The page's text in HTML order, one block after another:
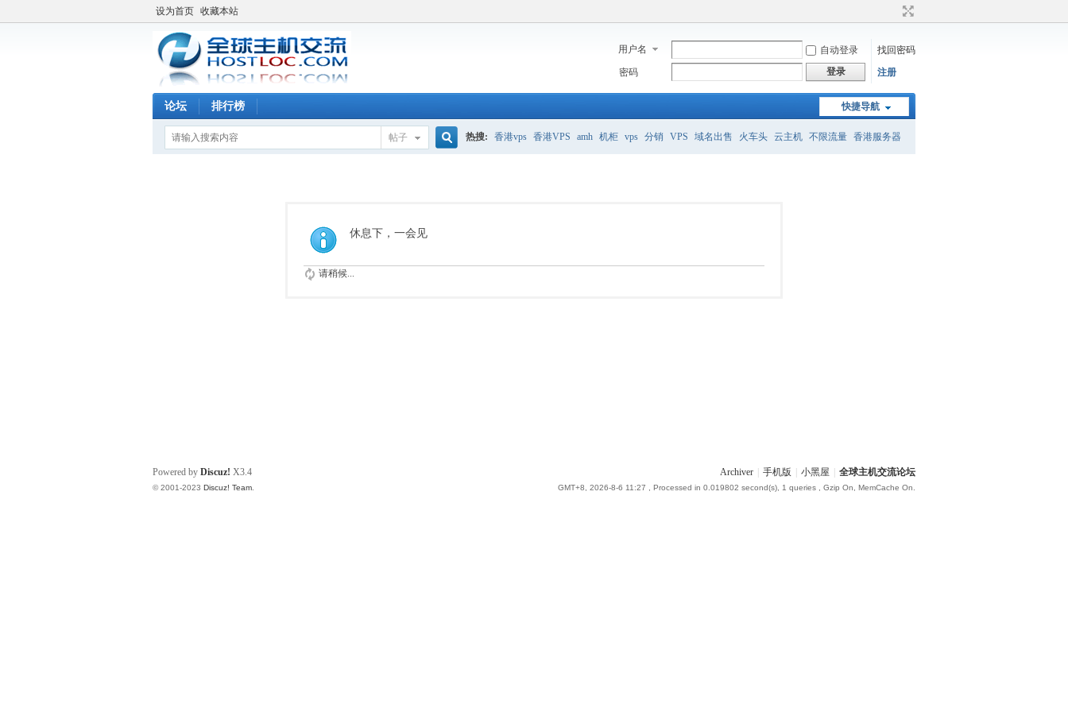
设为首页 收藏本站
用户名 自动登录
找回密码
密码
登录 注册
快捷导航
论坛 排行榜
帖子 热搜: 香港vps 香港VPS amh 机柜 vps 分销 VPS 域名出售 火车头 云主机 不限流量 香港服务器
休息下，一会见
请稍候...
Archiver 手机版 小黑屋 全球主机交流论坛
GMT+8, 2026-8-6 11:27 , Processed in 0.019802 second(s), 1 queries , Gzip On, MemCache On.
Powered by Discuz! X3.4
© 2001-2023 Discuz! Team